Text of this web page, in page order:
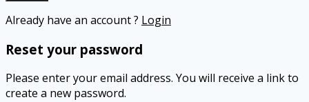
Already have an account ? Login
Reset your password
Please enter your email address. You will receive a link to
create a new password.